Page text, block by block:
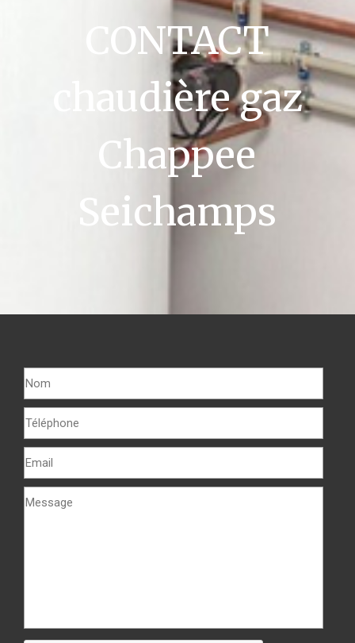
CONTACT
chaudière gaz
Chappee
Seichamps